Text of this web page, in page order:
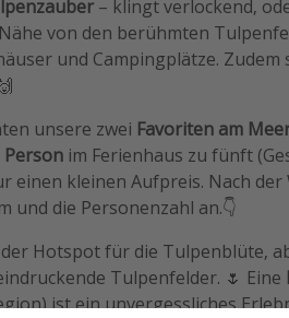
– klingt verlockend,
von den berühmten
und Campingplätze.
unsere zwei Favoriten am
im Ferienhaus zu fünft
einen kleinen Aufpreis. Nach
und die Personenzahl an.👇
Hotspot für die Tulpenblüte,
Tulpenfelder. 🌷 Eine
ist ein unvergessliches